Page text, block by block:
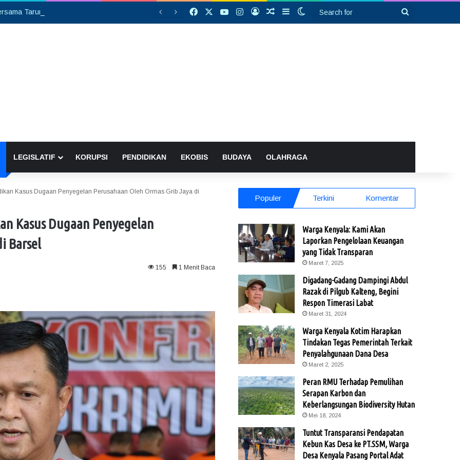
Facebook YouTubeInstagram
Log InRandom Article
SidebarSwitch skin
LEGISLATIF KORUPSI PENDIDIKAN EKOBIS BUDAYA OLAHRAGA
Kasus Dugaan Penyegelan Perusahaan Oleh Ormas Grib Jaya di
Kasus Dugaan Penyegelan
Barsel
155 1 Menit Baca
Populer Terkini Komentar
Warga Kenyala: Kami Akan
Laporkan Pengelolaan Keuangan
yang Tidak Transparan
Maret 7, 2025
Digadang-Gadang Dampingi Abdul
Razak di Pilgub Kalteng, Begini
Respon Timerasi Labat
Maret 31, 2024
Warga Kenyala Kotim Harapkan
Tindakan Tegas Pemerintah Terkait
Penyalahgunaan Dana Desa
Maret 2, 2025
Peran RMU Terhadap Pemulihan
Serapan Karbon dan
Keberlangsungan Biodiversity Hutan
Mei 18, 2024
Tuntut Transparansi Pendapatan
Kebun Kas Desa ke PT.SSM, Warga
Desa Kenyala Pasang Portal Adat